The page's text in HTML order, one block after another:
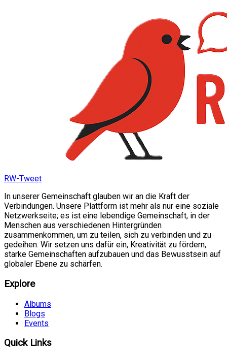
RW-Tweet
In unserer Gemeinschaft glauben wir an die Kraft der
Verbindungen. Unsere Plattform ist mehr als nur eine soziale
Netzwerkseite; es ist eine lebendige Gemeinschaft, in der
Menschen aus verschiedenen Hintergründen
zusammenkommen, um zu teilen, sich zu verbinden und zu
gedeihen. Wir setzen uns dafür ein, Kreativität zu fördern,
starke Gemeinschaften aufzubauen und das Bewusstsein auf
globaler Ebene zu schärfen.
Explore
Albums
Blogs
Events
Quick Links